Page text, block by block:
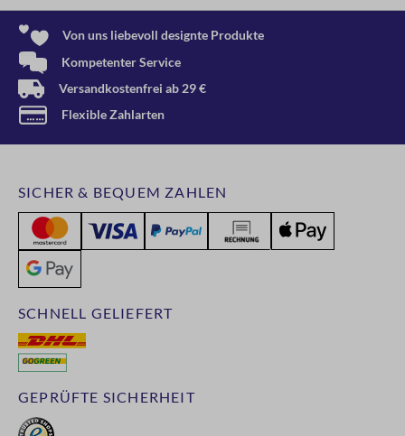
Von uns liebevoll designte Produkte
Kompetenter Service
Versandkostenfrei ab 29 €
Flexible Zahlarten
GEPRÜFTE SICHERHEIT
SCHNELL GELIEFERT
SICHER & BEQUEM ZAHLEN